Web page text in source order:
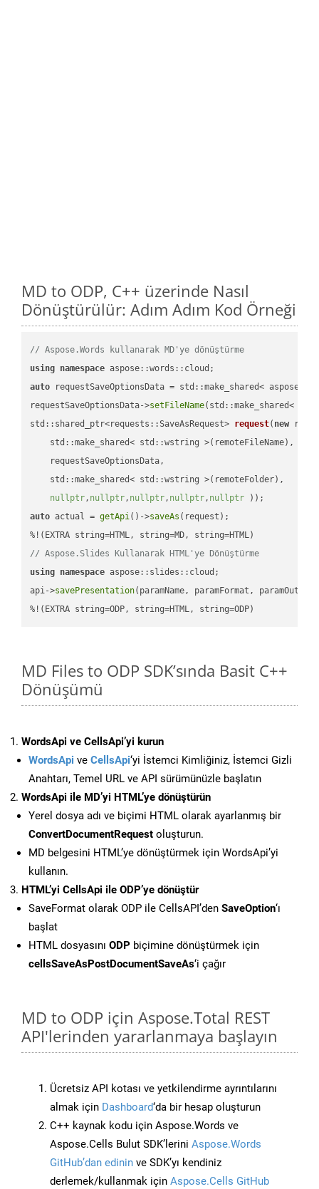
MD to ODP, C++ üzerinde Nasıl
Dönüştürülür: Adım Adım Kod Örneği
// Aspose.Words kullanarak MD'ye dönüştürme
using namespace
auto requestSaveOptionsData = std::make_shared<
requestSaveOptionsData->setFileName(std::make_shared<
std::shared_ptr<requests::SaveAsRequest> request( new
    std::make_shared< std::wstring >(remoteFileName),
    requestSaveOptionsData,
    std::make_shared< std::wstring >(remoteFolder),
nullptr, nullptr, nullptr, nullptr, nullptr ))
auto actual = getApi()->saveAs (request);
// Aspose.Slides Kullanarak HTML'ye Dönüştürme
using namespace aspose::slides::cloud;
api->savePresentation(paramName, paramFormat,
%!(EXTRA string=ODP, string=HTML, string=ODP)
MD Files to ODP SDK’sında Basit C++
Dönüşümü
WordsApi ve CellsApi’yi kurun
WordsApi ve CellsApi‘yi İstemci Kimliğiniz, İstemci Gizli
Anahtarı, Temel URL ve API sürümünüzle başlatın
WordsApi ile MD’yi HTML’ye dönüştürün
Yerel dosya adı ve biçimi HTML olarak ayarlanmış bir
ConvertDocumentRequest oluşturun.
MD belgesini HTML’ye dönüştürmek için WordsApi’yi
kullanın.
HTML’yi CellsApi ile ODP’ye dönüştür
SaveFormat olarak ODP ile CellsAPI’den SaveOption‘ı
başlat
HTML dosyasını ODP biçimine dönüştürmek için
cellsSaveAsPostDocumentSaveAs‘i çağır
MD to ODP için Aspose.Total REST
API'lerinden yararlanmaya başlayın
Ücretsiz API kotası ve yetkilendirme ayrıntılarını
almak için Dashboard‘da bir hesap oluşturun
C++ kaynak kodu için Aspose.Words ve
Aspose.Cells Bulut SDK’lerini Aspose.Words
GitHub’dan edinin ve SDK’yı kendiniz
derlemek/kullanmak için Aspose.Cells GitHub